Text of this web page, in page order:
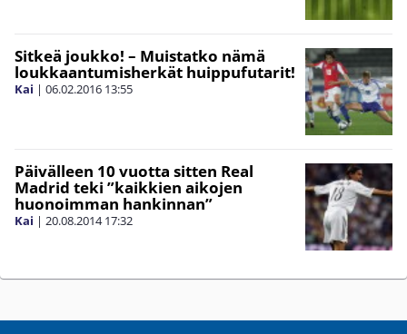
Sitkeä joukko! – Muistatko nämä
loukkaantumisherkät huippufutarit!
Kai | 06.02.2016 13:55
Päivälleen 10 vuotta sitten Real
Madrid teki ”kaikkien aikojen
huonoimman hankinnan”
Kai | 20.08.2014 17:32